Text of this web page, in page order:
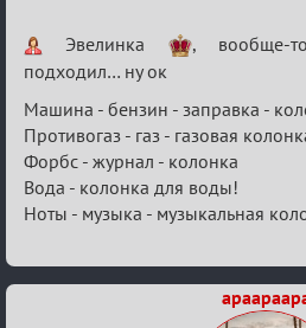
связьЭвелинка
, вообще-
подходил… ну ок
Машина - бензин - заправка -
Противогаз - газ - газовая
Форбс - журнал - колонка
Вода - колонка для воды!
Ноты - музыка - музыкальная